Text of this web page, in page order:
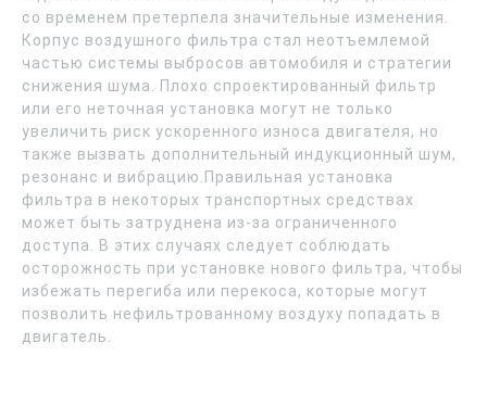
со временем претерпела значительные изменения.
Корпус воздушного фильтра стал неотъемлемой
частью системы выбросов автомобиля и стратегии
снижения шума. Плохо спроектированный фильтр
или его неточная установка могут не только
увеличить риск ускоренного износа двигателя, но
также вызвать дополнительный индукционный шум,
резонанс и вибрацию.Правильная установка
фильтра в некоторых транспортных средствах
может быть затруднена из-за ограниченного
доступа. В этих случаях следует соблюдать
осторожность при установке нового фильтра, чтобы
избежать перегиба или перекоса, которые могут
позволить нефильтрованному воздуху попадать в
двигатель.